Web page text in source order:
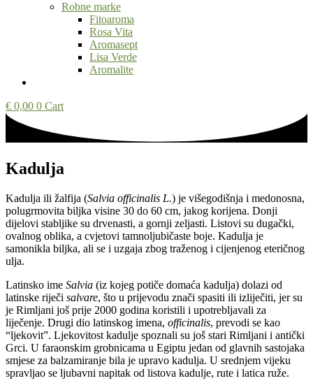
Robne marke
Fitoaroma
Rosa Vita
Aromasept
Lisa Verde
Aromalite
€ 0,00 0 Cart
Kadulja
Kadulja ili žalfija (Salvia officinalis L.) je višegodišnja i medonosna,
polugrmovita biljka visine 30 do 60 cm, jakog korijena. Donji
dijelovi stabljike su drvenasti, a gornji zeljasti. Listovi su dugački,
ovalnog oblika, a cvjetovi tamnoljubičaste boje. Kadulja je
samonikla biljka, ali se i uzgaja zbog traženog i cijenjenog eteričnog
ulja.
Latinsko ime Salvia (iz kojeg potiče domaća kadulja) dolazi od
latinske riječi salvare, što u prijevodu znači spasiti ili izliječiti, jer su
je Rimljani još prije 2000 godina koristili i upotrebljavali za
liječenje. Drugi dio latinskog imena, officinalis, prevodi se kao
“ljekovit”. Ljekovitost kadulje spoznali su još stari Rimljani i antički
Grci. U faraonskim grobnicama u Egiptu jedan od glavnih sastojaka
smjese za balzamiranje bila je upravo kadulja. U srednjem vijeku
spravljao se ljubavni napitak od listova kadulje, rute i latica ruže.